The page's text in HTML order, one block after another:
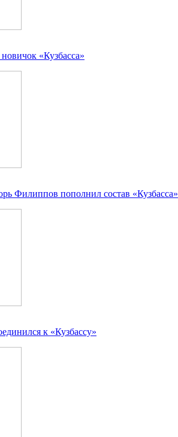
«Кузбасса»
Филиппов пополнил состав «Кузбасса»
к «Кузбассу»